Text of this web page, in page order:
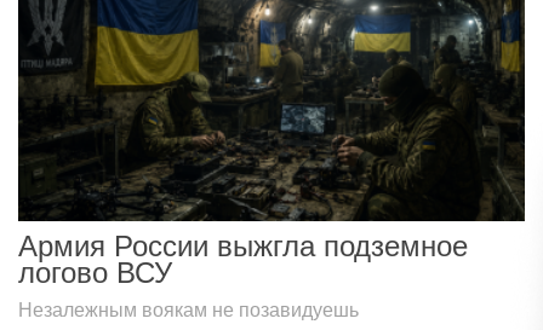
Армия России выжгла подземное
логово ВСУ
Незалежным воякам не позавидуешь